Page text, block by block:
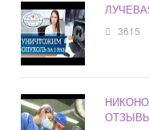
3615